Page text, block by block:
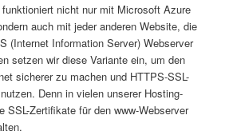
nicht nur mit Microsoft Azure
auch mit jeder anderen Website, die
(Internet Information Server) Webserver
setzen wir diese Variante ein, um den
sicherer zu machen und HTTPS-SSL-
Denn in vielen unserer Hosting-
SSL-Zertifikate für den www-Webserver